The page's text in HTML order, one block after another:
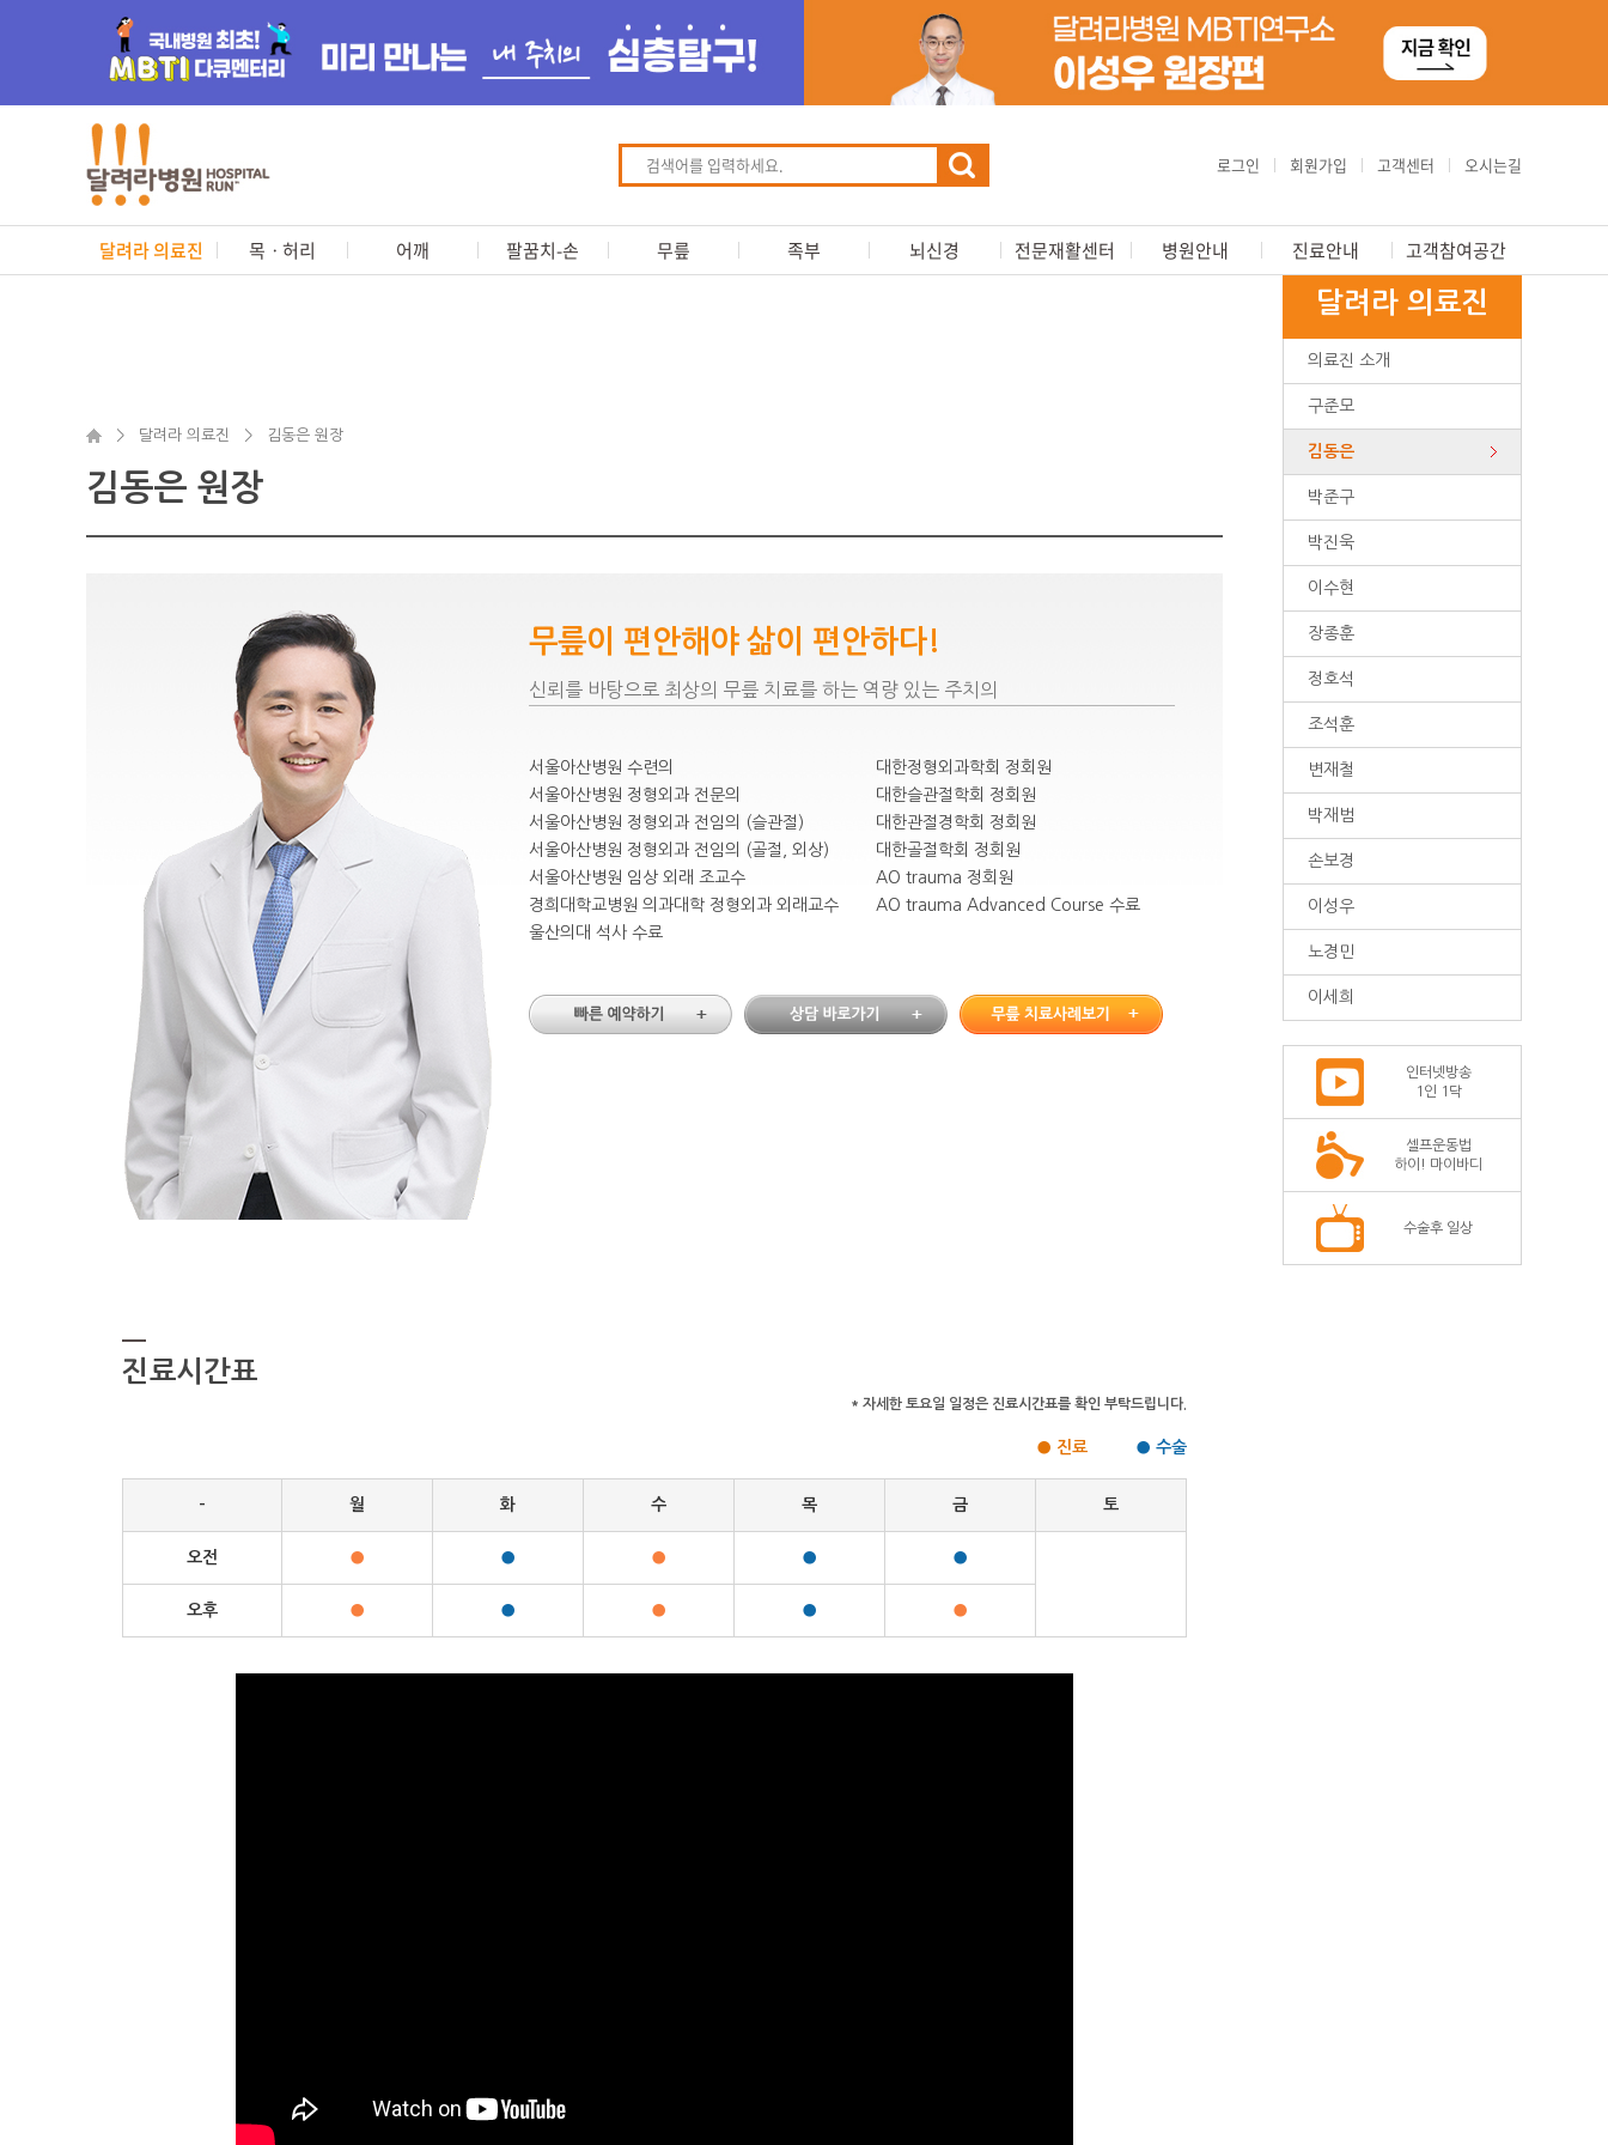
로그인 회원가입 고객센터 오시는길
달려라 의료진 목ㆍ허리 어깨 팔꿈치-손 무릎 족부 뇌신경 전문재활센터 병원안내 진료안내 고객참여공간
> 달려라 의료진 > 김동은 원장
김동은 원장
무릎이 편안해야 삶이 편안하다!
신뢰를 바탕으로 최상의 무릎 치료를 하는 역량 있는 주치의
서울아산병원 수련의
서울아산병원 정형외과 전문의
서울아산병원 정형외과 전임의 (슬관절)
서울아산병원 정형외과 전임의 (골절, 외상)
서울아산병원 임상 외래 조교수
경희대학교병원 의과대학 정형외과 외래교수
울산의대 석사 수료
대한정형외과학회 정회원
대한슬관절학회 정회원
대한관절경학회 정회원
대한골절학회 정회원
AO trauma 정회원
AO trauma Advanced Course 수료
진료시간표
* 자세한 토요일 일정은 진료시간표를 확인 부탁드립니다.
● 진료 ● 수술
- 월 화 수 목 금 토
오전 ● ● ● ● ●
오후 ● ● ● ● ●
달려라 의료진
의료진 소개
구준모
김동은
박준구
박진욱
이수현
장종훈
정호석
조석훈
변재철
박재범
손보경
이성우
노경민
이세희
인터넷방송
1인 1닥
셀프운동법
하이! 마이바디
수술후 일상